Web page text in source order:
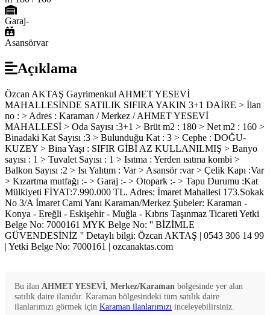
Garaj-
Asansörvar
Açıklama
Özcan AKTAŞ Gayrimenkul AHMET YESEVİ
MAHALLESİNDE SATILIK SIFIRA YAKIN 3+1 DAİRE > İlan
no : > Adres : Karaman / Merkez / AHMET YESEVİ
MAHALLESİ > Oda Sayısı :3+1 > Brüt m2 : 180 > Net m2 : 160 >
Binadaki Kat Sayısı :3 > Bulunduğu Kat : 3 > Cephe : DOĞU-
KUZEY > Bina Yaşı : SIFIR GİBİ AZ KULLANILMIŞ > Banyo
sayısı : 1 > Tuvalet Sayısı : 1 > Isıtma : Yerden ısıtma kombi >
Balkon Sayısı :2 > Isı Yalıtım : Var > Asansör :var > Çelik Kapı :Var
> Kızartma mutfağı :- > Garaj :- > Otopark :- > Tapu Durumu :Kat
Mülkiyeti FİYAT:7.990.000 TL. Adres: İmaret Mahallesi 173.Sokak
No 3/A İmaret Cami Yanı Karaman/Merkez Şubeler: Karaman -
Konya - Ereğli - Eskişehir - Muğla - Kıbrıs Taşınmaz Ticareti Yetki
Belge No: 7000161 MYK Belge No: '' BİZİMLE
GÜVENDESİNİZ '' Detaylı bilgi: Özcan AKTAŞ | 0543 306 14 99
| Yetki Belge No: 7000161 | ozcanaktas.com
Bu ilan AHMET YESEVİ, Merkez/Karaman bölgesinde yer alan
satılık daire ilanıdır. Karaman bölgesindeki tüm satılık daire
ilanlarımızı görmek için Karaman ilanlarımızı inceleyebilirsiniz.